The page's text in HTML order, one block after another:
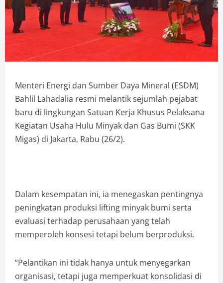
Menteri Energi dan Sumber Daya Mineral (ESDM)
Bahlil Lahadalia resmi melantik sejumlah pejabat
baru di lingkungan Satuan Kerja Khusus Pelaksana
Kegiatan Usaha Hulu Minyak dan Gas Bumi (SKK
Migas) di Jakarta, Rabu (26/2).
Dalam kesempatan ini, ia menegaskan pentingnya
peningkatan produksi lifting minyak bumi serta
evaluasi terhadap perusahaan yang telah
memperoleh konsesi tetapi belum berproduksi.
“Pelantikan ini tidak hanya untuk menyegarkan
organisasi, tetapi juga memperkuat konsolidasi di